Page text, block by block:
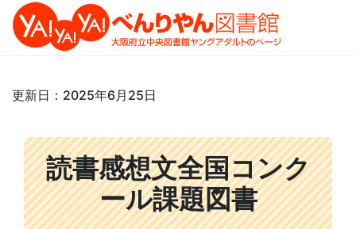
更新日：2025年6月25日
読書感想文全国コンク
ール課題図書